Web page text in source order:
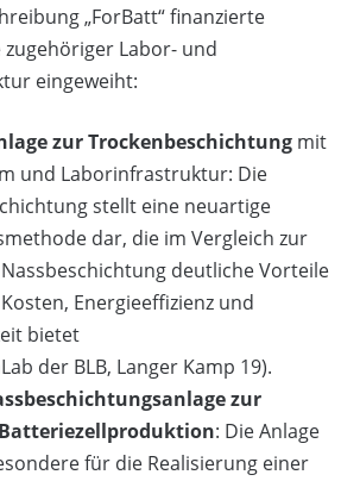
„ForBatt“ finanzierte
zugehöriger Labor- und
eingeweiht:
zur Trockenbeschichtung mit
und Laborinfrastruktur: Die
stellt eine neuartige
dar, die im Vergleich zur
deutliche Vorteile
Energieeffizienz und
bietet
der BLB, Langer Kamp 19).
zur
: Die Anlage
für die Realisierung einer